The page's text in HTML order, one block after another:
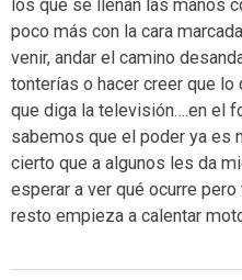
los que se llenan las manos
poco más con la cara
venir, andar el camino
tonterías o hacer creer que
que diga la televisión….en el
sabemos que el poder ya es
cierto que a algunos les da
esperar a ver qué ocurre
resto empieza a calentar